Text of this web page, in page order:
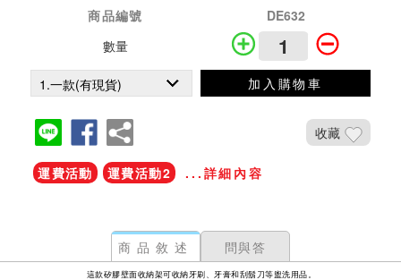
商品編號
DE632
數量
加入購物車
收藏
運費活動 運費活動2 ...詳細內容
商品敘述 問與答